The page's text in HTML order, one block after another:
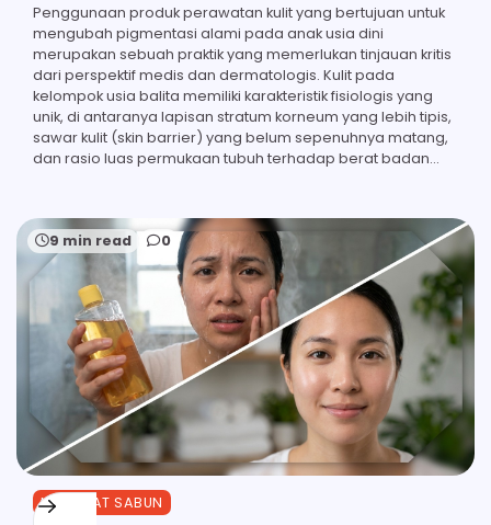
Penggunaan produk perawatan kulit yang bertujuan untuk
mengubah pigmentasi alami pada anak usia dini
merupakan sebuah praktik yang memerlukan tinjauan kritis
dari perspektif medis dan dermatologis. Kulit pada
kelompok usia balita memiliki karakteristik fisiologis yang
unik, di antaranya lapisan stratum korneum yang lebih tipis,
sawar kulit (skin barrier) yang belum sepenuhnya matang,
dan rasio luas permukaan tubuh terhadap berat badan…
9 min read 0
MANFAAT SABUN